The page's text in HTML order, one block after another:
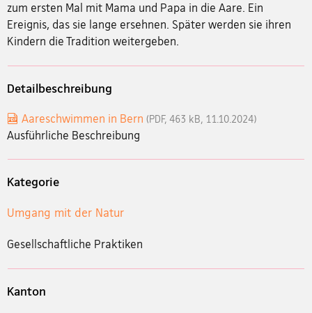
zum ersten Mal mit Mama und Papa in die Aare. Ein
Ereignis, das sie lange ersehnen. Später werden sie ihren
Kindern die Tradition weitergeben.
Detailbeschreibung
Aareschwimmen in Bern (PDF, 463 kB, 11.10.2024)
Ausführliche Beschreibung
Kategorie
Umgang mit der Natur
Gesellschaftliche Praktiken
Kanton